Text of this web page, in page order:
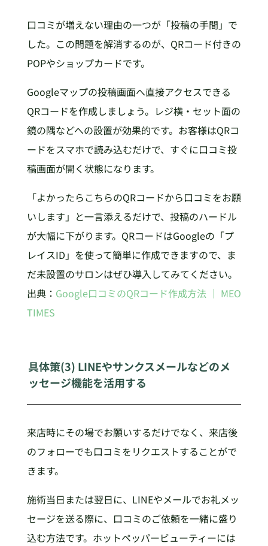
口コミが増えない理由の一つが「投稿の手間」で
した。この問題を解消するのが、QRコード付きの
POPやショップカードです。
Googleマップの投稿画面へ直接アクセスできる
QRコードを作成しましょう。レジ横・セット面の
鏡の隅などへの設置が効果的です。お客様はQRコ
ードをスマホで読み込むだけで、すぐに口コミ投
稿画面が開く状態になります。
「よかったらこちらのQRコードから口コミをお願
いします」と一言添えるだけで、投稿のハードル
が大幅に下がります。QRコードはGoogleの「プ
レイスID」を使って簡単に作成できますので、ま
だ未設置のサロンはぜひ導入してみてください。
出典： Google口コミのQRコード作成方法 ｜ MEO
TIMES
具体策(3) LINEやサンクスメールなどのメ
ッセージ機能を活用する
来店時にその場でお願いするだけでなく、来店後
のフォローでも口コミをリクエストすることがで
きます。
施術当日または翌日に、LINEやメールでお礼メッ
セージを送る際に、口コミのご依頼を一緒に盛り
込む方法です。ホットペッパービューティーには